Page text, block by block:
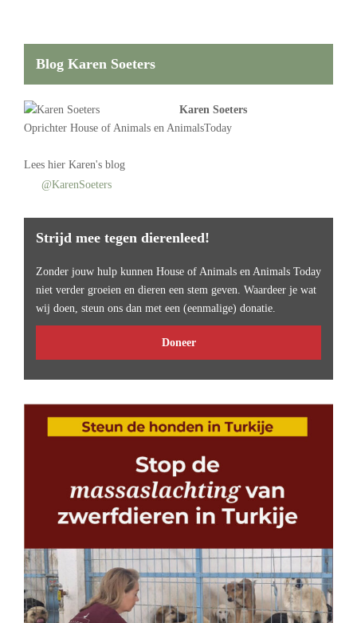
Blog Karen Soeters
Karen Soeters
Oprichter House of Animals en AnimalsToday
Lees hier Karen's blog
@KarenSoeters
Strijd mee tegen dierenleed!
Zonder jouw hulp kunnen House of Animals en Animals Today
niet verder groeien en dieren een stem geven. Waardeer je wat
wij doen, steun ons dan met een (eenmalige) donatie.
Doneer